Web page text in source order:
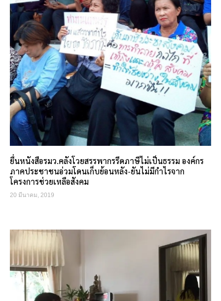
ยื่นหนังสือรมว.คลังโวยสรรพากรรีดภาษีไม่เป็นธรรม องค์กร
ภาคประชาชนอ่วมโดนเก็บย้อนหลัง-ยันไม่มีกำไรจาก
โครงการช่วยเหลือสังคม
20 มีนาคม, 2019